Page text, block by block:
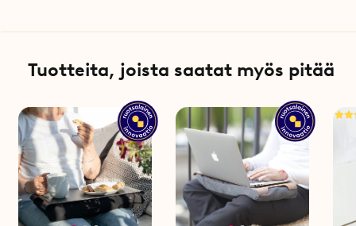
Tuotteita, joista saatat myös pitää